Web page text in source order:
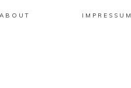
ABOUT IMPRESSUM